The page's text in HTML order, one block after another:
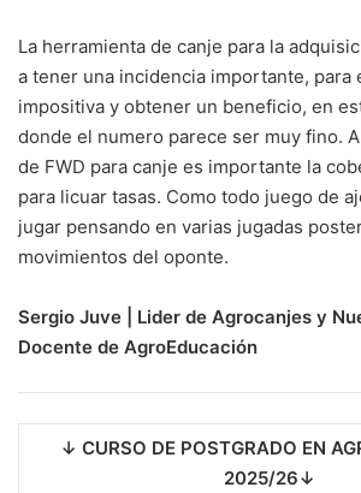
La herramienta de canje para la
a tener una incidencia importante, para
impositiva y obtener un beneficio, en
donde el numero parece ser muy fino.
de FWD para canje es importante la
para licuar tasas. Como todo juego de
jugar pensando en varias jugadas
movimientos del oponte.
Sergio Juve | Lider de Agrocanjes y
Docente de AgroEducación
↓ CURSO DE POSTGRADO EN
2025/26↓